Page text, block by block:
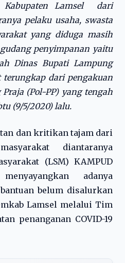
Kabupaten Lamsel dari
pelaku usaha, swasta
yang diduga masih
penyimpanan yaitu
Dinas Bupati Lampung
terungkap dari pengakuan
(Pol-PP) yang tengah
(9/5/2020) lalu.
dan kritikan tajam dari
diantaranya
(LSM) KAMPUD
adanya
belum disalurkan
Lamsel melalui Tim
penanganan COVID-19